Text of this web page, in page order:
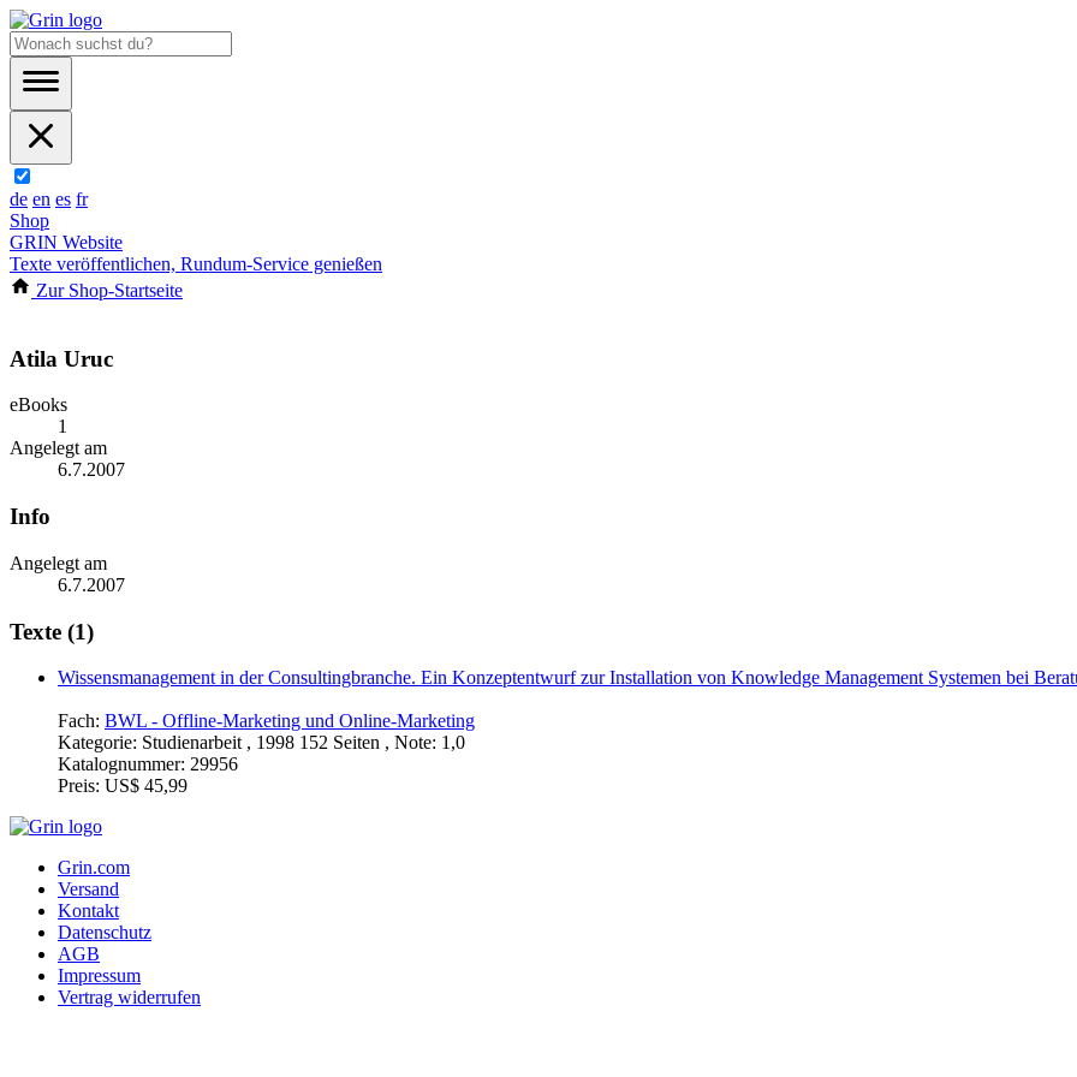
de en es fr
Shop
GRIN Website
Texte veröffentlichen, Rundum-Service genießen
Zur Shop-Startseite
Atila Uruc
eBooks
1
Angelegt am
6.7.2007
Info
Angelegt am
6.7.2007
Texte (1)
Wissensmanagement in der Consultingbranche. Ein Konzeptentwurf zur Installation von Knowledge Management Systemen bei
Fach: BWL - Offline-Marketing und Online-Marketing
Kategorie: Studienarbeit , 1998 152 Seiten , Note: 1,0
Katalognummer: 29956
Preis: US$ 45,99
Grin.com
Versand
Kontakt
Datenschutz
AGB
Impressum
Vertrag widerrufen